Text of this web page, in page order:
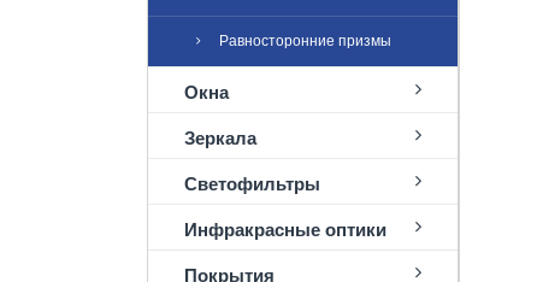
Равносторонние призмы
Окна
Зеркала
Светофильтры
Инфракрасные оптики
Покрытия